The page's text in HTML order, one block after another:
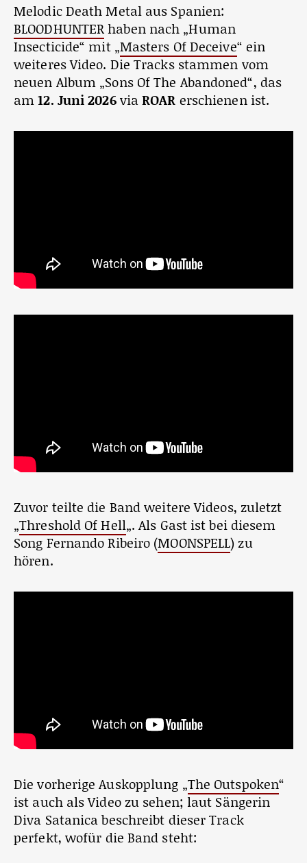
Melodic Death Metal aus Spanien:
BLOODHUNTERhaben nach „Human
Insecticide“ mit „Masters Of Deceive“ ein
weiteres Video. Die Tracks stammen vom
neuen Album „Sons Of The Abandoned“, das
am12. Juni 2026viaROAR erschienen ist.
Zuvor teilte die Band weitere Videos, zuletzt
„Threshold Of Hell„. Als Gast ist bei diesem
Song Fernando Ribeiro (MOONSPELL) zu
hören.
Die vorherige Auskopplung „The Outspoken“
ist auch als Video zu sehen; laut Sängerin
Diva Satanica beschreibt dieser Track
perfekt, wofür die Band steht: